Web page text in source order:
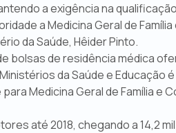
a exigência na
a Medicina Geral de
da Saúde, Hêider Pinto.
bolsas de residência médica
da Saúde e Educação
Medicina Geral de Família e
até 2018, chegando a 14,2